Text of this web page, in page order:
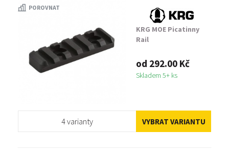
POROVNAT
KRG MOE Picatinny
Rail
od 292.00 Kč
Skladem 5+ ks
4 varianty VYBRAT VARIANTU